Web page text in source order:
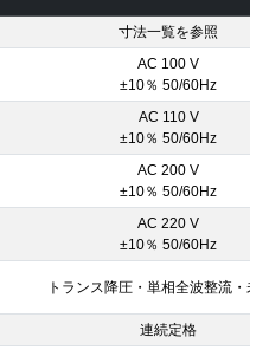
寸法一覧を参照
AC 100 V
±10％ 50/60Hz
AC 110 V
±10％ 50/60Hz
AC 200 V
±10％ 50/60Hz
AC 220 V
±10％ 50/60Hz
トランス降圧・単相全波整流・未
連続定格